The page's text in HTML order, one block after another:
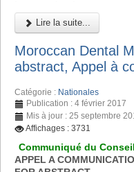
Lire la suite...
Moroccan Dental
abstract, Appel à
Catégorie : Nationales
Publication : 4 février 2017
Mis à jour : 25 septembre
Affichages : 3731
Communiqué du
APPEL A